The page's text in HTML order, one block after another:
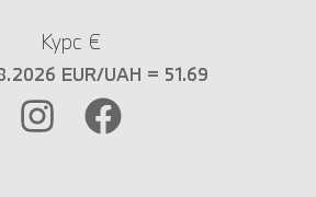
Курс €
EUR/UAH = 51.69